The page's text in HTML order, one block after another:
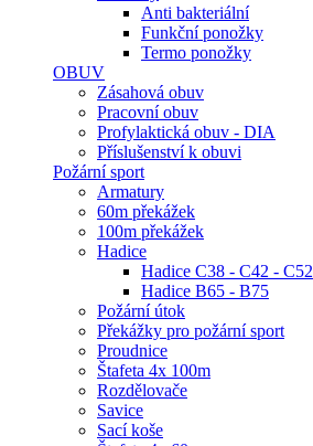
Anti bakteriální
Funkční ponožky
Termo ponožky
OBUV
Zásahová obuv
Pracovní obuv
Profylaktická obuv - DIA
Příslušenství k obuvi
Požární sport
Armatury
60m překážek
100m překážek
Hadice
Hadice C38 - C42 - C52
Hadice B65 - B75
Požární útok
Překážky pro požární sport
Proudnice
Štafeta 4x 100m
Rozdělovače
Savice
Sací koše